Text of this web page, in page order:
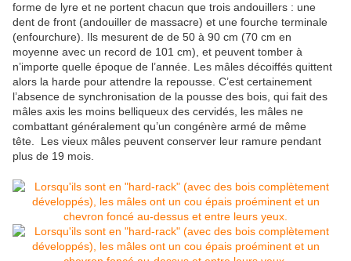
forme de lyre et ne portent chacun que trois andouillers : une
dent de front (andouiller de massacre) et une fourche terminale
(enfourchure). Ils mesurent de de 50 à 90 cm (70 cm en
moyenne avec un record de 101 cm), et peuvent tomber à
n’importe quelle époque de l’année. Les mâles décoiffés quittent
alors la harde pour attendre la repousse. C’est certainement
l’absence de synchronisation de la pousse des bois, qui fait des
mâles axis les moins belliqueux des cervidés, les mâles ne
combattant généralement qu’un congénère armé de même
tête. Les vieux mâles peuvent conserver leur ramure pendant
plus de 19 mois.